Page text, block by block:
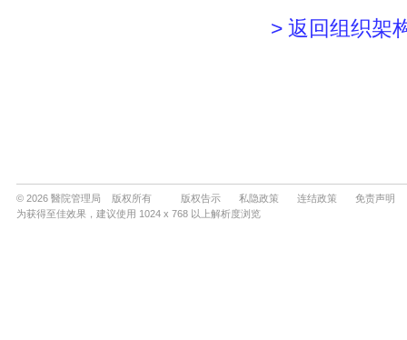
© 2026 醫院管理局 版权所有 版权告示 私隐政策 连结政策
免责声明
为获得至佳效果，建议使用 1024 x 768 以上解析度浏览